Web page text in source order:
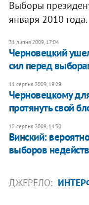
Выборы
января 2010 года.
31 липня 2009, 17:04
Черновецкий
сил перед
11 серпня 2009, 19:29
Черновецкому
протянуть свой
12 серпня 2009, 14:30
Винский:
выборов
ДЖЕРЕЛО: